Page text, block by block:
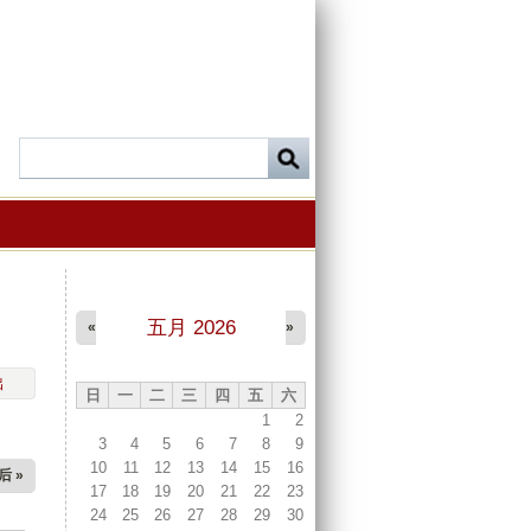
»
五月 2026
« »
日 一 二 三 四 五
六
1
2
3
4 5 6 7 8
9
10
11 12 13 14 15
16
17
18 19 20 21 22
23
24
25 26 27 28 29
30